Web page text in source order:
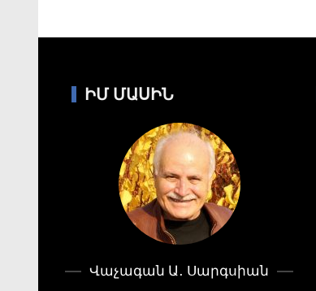
ԻՄ ՄԱՍԻՆ
Վաչագան Ա․ Սարգսիան